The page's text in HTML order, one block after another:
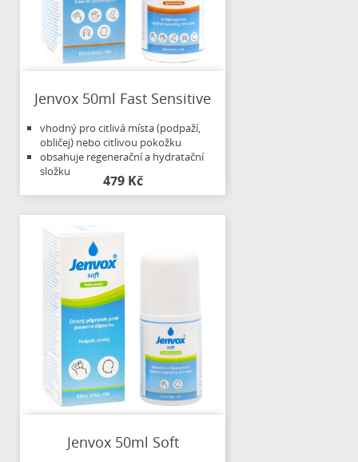
Jenvox 50ml Fast Sensitive
vhodný pro citlivá místa (podpaží,
obličej) nebo citlivou pokožku
obsahuje regenerační a hydratační
složku
479 Kč
Jenvox 50ml Soft